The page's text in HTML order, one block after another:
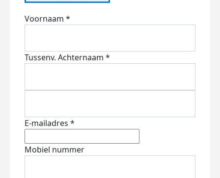
Voornaam *
Tussenv. Achternaam *
E-mailadres *
Mobiel nummer